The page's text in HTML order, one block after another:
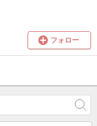
フォロー